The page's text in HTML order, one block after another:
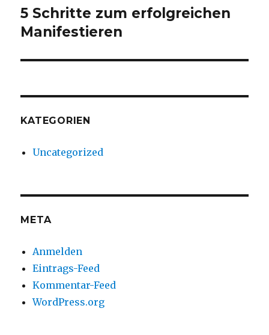
Nächster
Beitrag:
5 Schritte zum erfolgreichen
Manifestieren
KATEGORIEN
Uncategorized
META
Anmelden
Eintrags-Feed
Kommentar-Feed
WordPress.org